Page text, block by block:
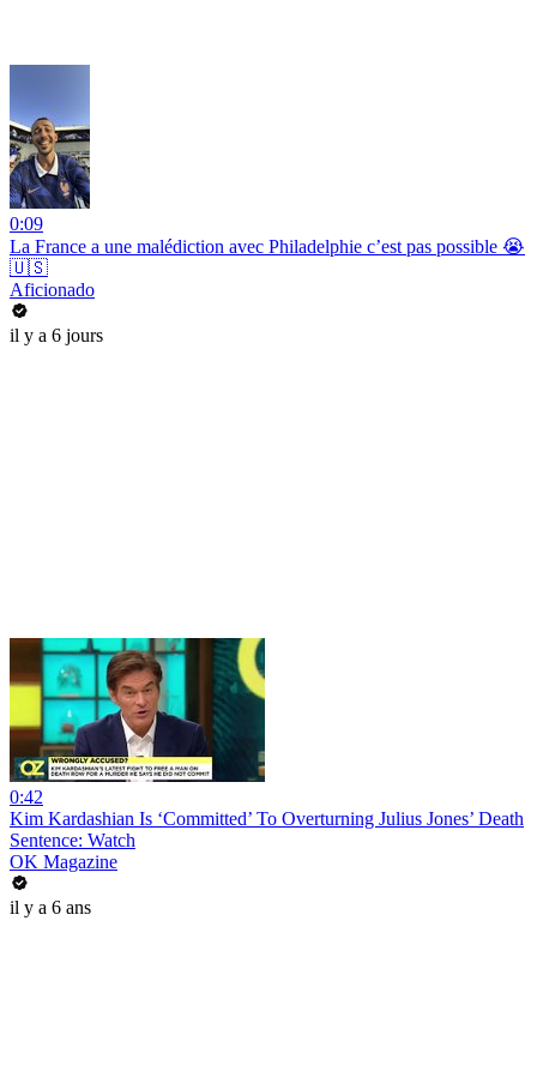
0:09
La France a une malédiction avec Philadelphie c’est pas possible 😭
🇺🇸
Aficionado
il y a 6 jours
0:42
Kim Kardashian Is ‘Committed’ To Overturning Julius Jones’ Death
Sentence: Watch
OK Magazine
il y a 6 ans